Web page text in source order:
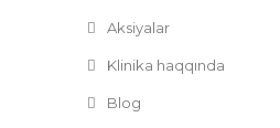
Aksiyalar
Klinika haqqında
Blog